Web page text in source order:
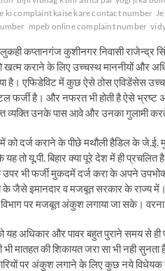
ki complaint kaise kare contact number
mpeb online complaint number
कप्तानगंज कुशीनगर निवासी राजेन्द्र
कराने के लिए उच्चस्थ माननीयों और
है। एफिडेविट में कुछ ऐसे ठोस एविडेंसेस
फर्जी है। और नफरत भी होती है ऐसे भ्रष्ट
व्यक्ति उनके पास आवे और उनका गुलामी
को दर्ज कराने के पीछे मथौली हैडिल के जे.ई.
यह तो यू.पी. बिहार क्या पूरे देश में ही
के उपर भी फर्जी मुकदमें दर्ज करा के अपने
के जैसे इमानदार व मजबूत सरकार के राज्य
विभाग पर मजबूत अंकुश लगाया जा सके।
यह अधिकार और पावर बहुत पुराने समय से
भी मातहत की शिकायत जरा सा भी नही
पर अंकुश लगाने के लिए कुछ नये